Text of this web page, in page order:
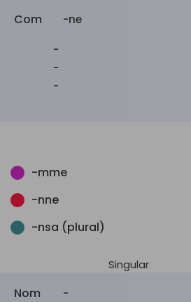
Com -ne
-
-
-
-mme
-nne
-nsa (plural)
Singular
Nom -